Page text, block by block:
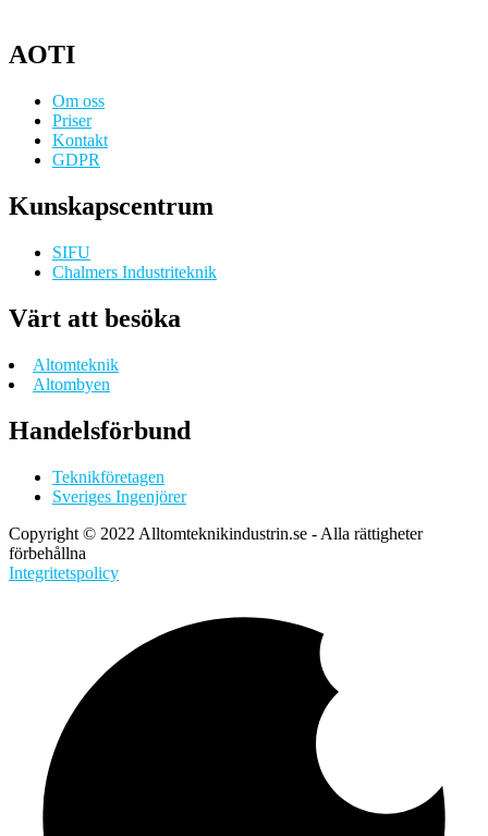
AOTI
Om oss
Priser
Kontakt
GDPR
Kunskapscentrum
SIFU
Chalmers Industriteknik
Värt att besöka
Altomteknik
Altombyen
Handelsförbund
Teknikföretagen
Sveriges Ingenjörer
Copyright © 2022 Alltomteknikindustrin.se - Alla rättigheter
förbehållna
Integritetspolicy